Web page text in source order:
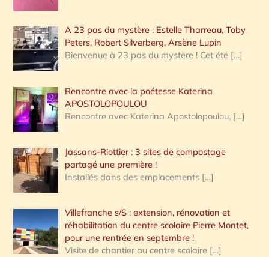
A 23 pas du mystère : Estelle Tharreau, Toby
Peters, Robert Silverberg, Arsène Lupin
Bienvenue à 23 pas du mystère ! Cet été […]
Rencontre avec la poétesse Katerina
APOSTOLOPOULOU
Rencontre avec Katerina Apostolopoulou, […]
Jassans-Riottier : 3 sites de compostage
partagé une première !
Installés dans des emplacements […]
Villefranche s/S : extension, rénovation et
réhabilitation du centre scolaire Pierre Montet,
pour une rentrée en septembre !
Visite de chantier au centre scolaire […]